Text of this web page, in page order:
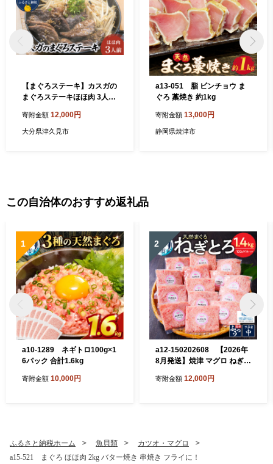
【まぐろステーキ】カスガの
まぐろステーキほほ肉 3人前
ぐろ マグロ 鮪 冷凍 お取り寄
せグルメ 大分県産 九州産 津
寄附金額 12,000円
大分県津久見市
a13-051 脂 ビンチョウ ま
ぐろ 藁焼き 約1kg
寄附金額 13,000円
静岡県焼津市
この自治体のおすすめ返礼品
1
a10-1289 ネギトロ100g×1
6パック 合計1.6kg
寄附金額 10,000円
2
a12-150202608 【2026年
8月発送】焼津 マグロ ねぎと
寄附金額 12,000円
ふるさと納税ホーム 魚貝類
カツオ・マグロ
a15-521 まぐろ ほほ肉 2kg バター焼き 串焼き フライに！